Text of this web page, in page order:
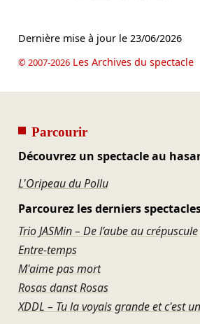
Dernière mise à jour le 23/06/2026
© 2007-2026Les Archives du spectacle
Parcourir
Découvrez un spectacle au
L'Oripeau du Pollu
Parcourez les derniers
Trio JASMin – De l’aube au crépuscule
Entre-temps
M'aime pas mort
Rosas danst Rosas
XDDL – Tu la voyais grande et c'est